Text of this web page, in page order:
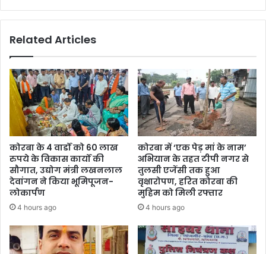
घोषणा,
–
और
छत्तीसगढ़
के
निर्माण
के
लिए
अपनाएं
स्वदेशी
Related Articles
कोरबा के 4 वार्डों को 60 लाख
रुपये के विकास कार्यों की
सौगात, उद्योग मंत्री लखनलाल
देवांगन ने किया भूमिपूजन-
लोकार्पण
4 hours ago
कोरबा में ‘एक पेड़ मां के नाम’
अभियान के तहत टीपी नगर से
तुलसी एजेंसी तक हुआ
वृक्षारोपण, हरित कोरबा की
मुहिम को मिली रफ्तार
4 hours ago